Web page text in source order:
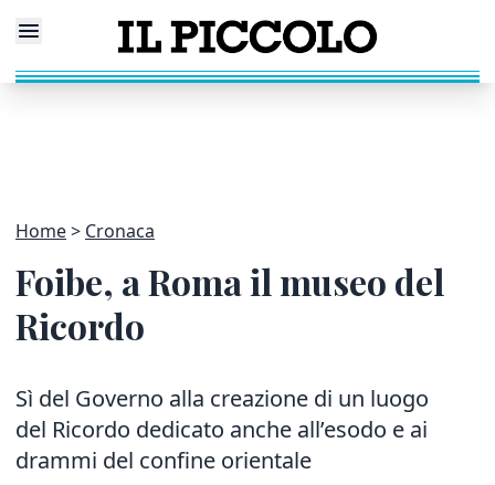
Home Cronaca
Foibe, a Roma il museo del
Ricordo
Sì del Governo alla creazione di un luogo
del Ricordo dedicato anche all’esodo e ai
drammi del confine orientale